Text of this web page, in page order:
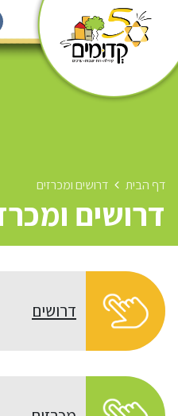
דף הבית דרושים ומכרזים
דרושים
דרושים